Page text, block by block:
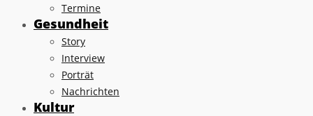
Termine
Gesundheit
Story
Interview
Porträt
Nachrichten
Kultur